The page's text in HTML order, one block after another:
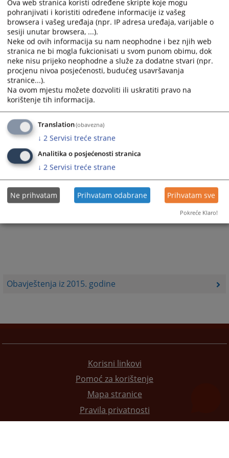
Obavještenja iz 2015. godine
the
calendar
and
select
a
date.
Press
the
question
mark
key
get
the
keyboard
shortcuts
changing
dates.
the
calendar
and
select
a
date.
Press
question
mark
to
get
the
shortcuts
changing
dates.
Trenutno nema vijesti
Korisni linkovi
Pomoć za korištenje
Mapa stranice
Pravila privatnosti
Ova web stranica koristi određene skripte koje mogu
pohranjivati i koristiti određene informacije iz vašeg
browsera i vašeg uređaja (npr. IP adresa uređaja, varijable o
sesiji unutar browsera, ...).
Neke od ovih informacija su nam neophodne i bez njih web
stranica ne bi mogla fukcionisati u svom punom obimu, dok
neke nisu prijeko neophodne a služe za dodatne stvari (npr.
procjenu nivoa posjećenosti, budućeg usavršavanja
stranice...).
Na ovom mjestu možete dozvoliti ili uskratiti pravo na
korištenje tih informacija.
Translation(obavezna)
↓ 2 Servisi treće strane
Analitika o posjećenosti stranica
↓ 2 Servisi treće strane
Ne prihvatam Prihvatam odabrane Prihvatam sve
Pokreće Klaro!